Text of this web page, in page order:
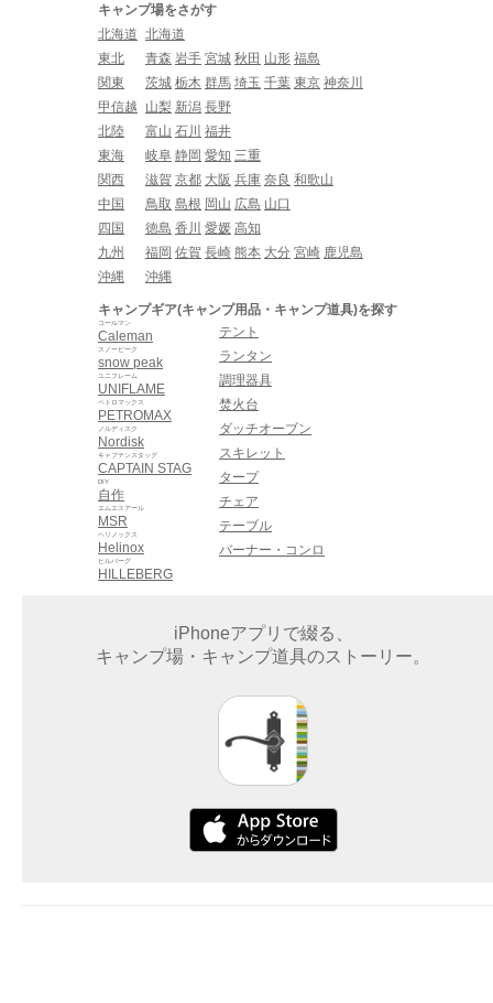
キャンプ場をさがす
北海道 北海道
東北
青森 岩手 宮城 秋田 山形 福島
関東
茨城 栃木 群馬 埼玉 千葉 東京 神奈川
甲信越
山梨 新潟 長野
北陸
富山 石川 福井
東海
岐阜 静岡 愛知 三重
関西
滋賀 京都 大阪 兵庫 奈良 和歌山
中国
鳥取 島根 岡山 広島 山口
四国
徳島 香川 愛媛 高知
九州
福岡 佐賀 長崎 熊本 大分 宮崎 鹿児島
沖縄
沖縄
キャンプギア(キャンプ用品・キャンプ道具)を探す
Caleman
コールマン
snow peak
スノーピーク
UNIFLAME
ユニフレーム
PETROMAX
ペトロマックス
Nordisk
ノルディスク
CAPTAIN STAG
キャプテンスタッグ
自作
DIY
MSR
エムエスアール
Helinox
ヘリノックス
HILLEBERG
ヒルバーグ
テント
ランタン
調理器具
焚火台
ダッチオーブン
スキレット
タープ
チェア
テーブル
バーナー・コンロ
iPhoneアプリで綴る、
キャンプ場・キャンプ道具のストーリー。